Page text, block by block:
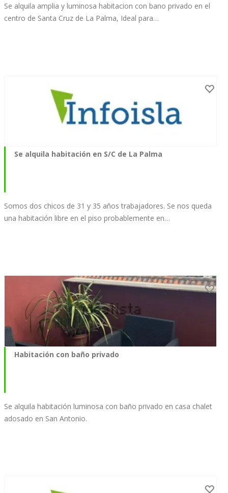
Se alquila amplia y luminosa habitacion con bano privado en el
centro de Santa Cruz de La Palma, Ideal para…
Se alquila habitación en S/C de La Palma
Somos dos chicos de 31 y 35 años trabajadores. Se nos queda
una habitación libre en el piso probablemente en…
Habitación con baño privado
Se alquila habitación luminosa con baño privado en casa chalet
adosado en San Antonio.